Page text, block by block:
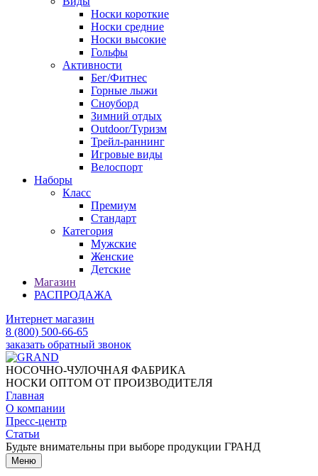
Носки короткие
Носки средние
Носки высокие
Гольфы
Активности
Бег/Фитнес
Горные лыжи
Сноуборд
Зимний отдых
Outdoor/Туризм
Трейл-раннинг
Игровые виды
Велоспорт
Наборы
Класс
Премиум
Стандарт
Категория
Мужские
Женские
Детские
Магазин
РАСПРОДАЖА
Интернет магазин
8 (800) 500-66-65
заказать обратный звонок
НОСОЧНО-ЧУЛОЧНАЯ ФАБРИКА
НОСКИ ОПТОМ ОТ ПРОИЗВОДИТЕЛЯ
Главная
О компании
Пресс-центр
Статьи
Будьте внимательны при выборе продукции ГРАНД
Меню